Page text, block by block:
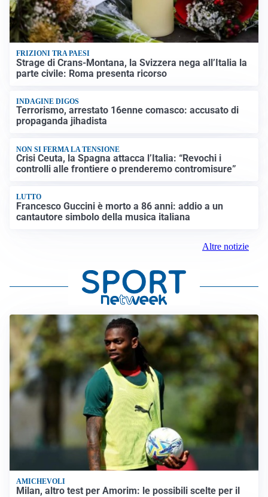
FRIZIONI TRA PAESI
Strage di Crans-Montana, la Svizzera nega all’Italia la
parte civile: Roma presenta ricorso
INDAGINE DIGOS
Terrorismo, arrestato 16enne comasco: accusato di
propaganda jihadista
NON SI FERMA LA TENSIONE
Crisi Ceuta, la Spagna attacca l’Italia: “Revochi i
controlli alle frontiere o prenderemo contromisure”
LUTTO
Francesco Guccini è morto a 86 anni: addio a un
cantautore simbolo della musica italiana
Altre notizie
AMICHEVOLI
Milan, altro test per Amorim: le possibili scelte per il